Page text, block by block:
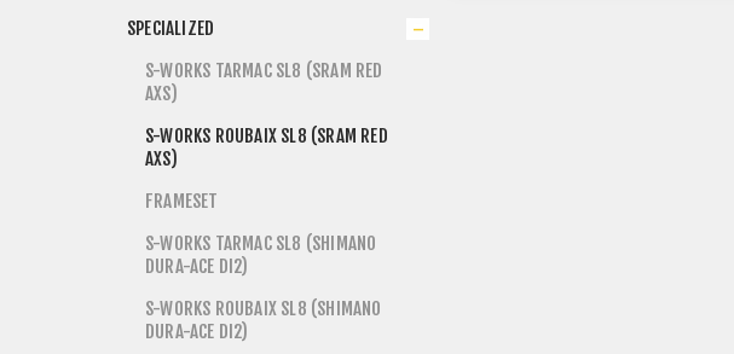
SPECIALIZED
S-WORKS TARMAC SL8 (SRAM RED
AXS)
S-WORKS ROUBAIX SL8 (SRAM RED
AXS)
FRAMESET
S-WORKS TARMAC SL8 (SHIMANO
DURA-ACE DI2)
S-WORKS ROUBAIX SL8 (SHIMANO
DURA-ACE DI2)